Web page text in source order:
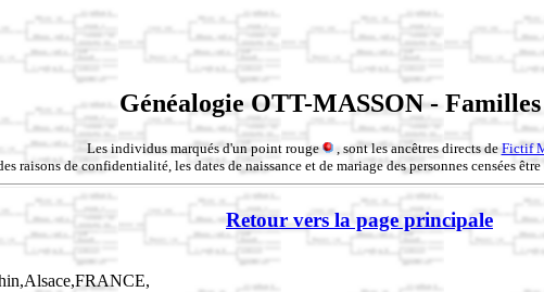
Généalogie OTT-MASSON - Familles
Les individus marqués d'un point rouge , sont les ancêtres directs de Fictif
raisons de confidentialité, les dates de naissance et de mariage des personnes censées
Retour vers la page principale